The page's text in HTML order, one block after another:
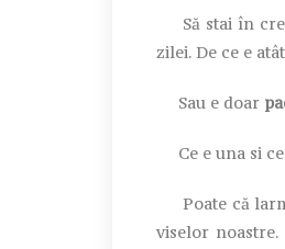
Să stai în
zilei. De ce e
Sau e doar
Ce e una si
Poate că
viselor